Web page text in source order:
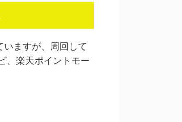
ますが、周回して
、楽天ポイントモー